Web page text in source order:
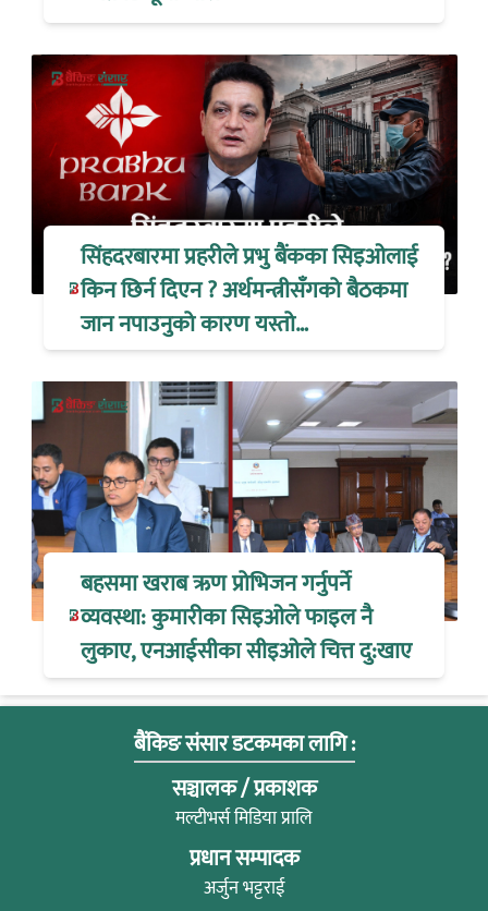
सिंहदरबारमा प्रहरीले प्रभु बैंकका सिइओलाई
किन छिर्न दिएन ? अर्थमन्त्रीसँगको बैठकमा
जान नपाउनुको कारण यस्तो…
बहसमा खराब ऋण प्रोभिजन गर्नुपर्ने
व्यवस्था: कुमारीका सिइओले फाइल नै
लुकाए, एनआईसीका सीइओले चित्त दु:खाए
बैंकिङ संसार डटकमका लागि :
सञ्चालक / प्रकाशक
मल्टीभर्स मिडिया प्रालि
प्रधान सम्पादक
अर्जुन भट्टराई